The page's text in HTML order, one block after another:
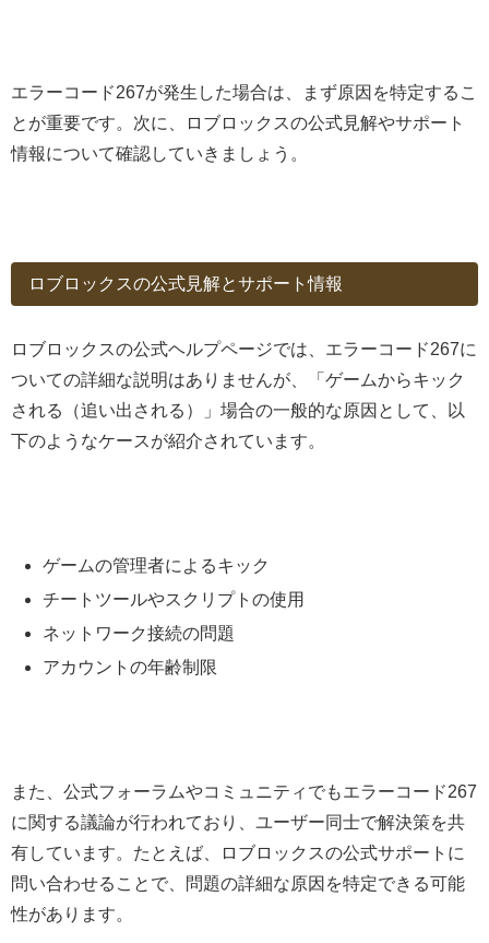
エラーコード267が発生した場合は、まず原因を特定するこ
とが重要です。次に、ロブロックスの公式見解やサポート
情報について確認していきましょう。
ロブロックスの公式見解とサポート情報
ロブロックスの公式ヘルプページでは、エラーコード267に
ついての詳細な説明はありませんが、「ゲームからキック
される（追い出される）」場合の一般的な原因として、以
下のようなケースが紹介されています。
ゲームの管理者によるキック
チートツールやスクリプトの使用
ネットワーク接続の問題
アカウントの年齢制限
また、公式フォーラムやコミュニティでもエラーコード267
に関する議論が行われており、ユーザー同士で解決策を共
有しています。たとえば、ロブロックスの公式サポートに
問い合わせることで、問題の詳細な原因を特定できる可能
性があります。